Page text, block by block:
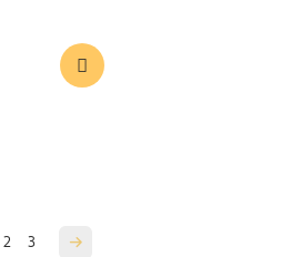
2 3